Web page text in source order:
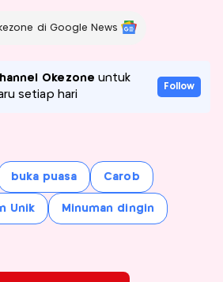
di Google News
Okezone untuk
setiap hari
Follow
buka puasa Carob
Unik Minuman dingin